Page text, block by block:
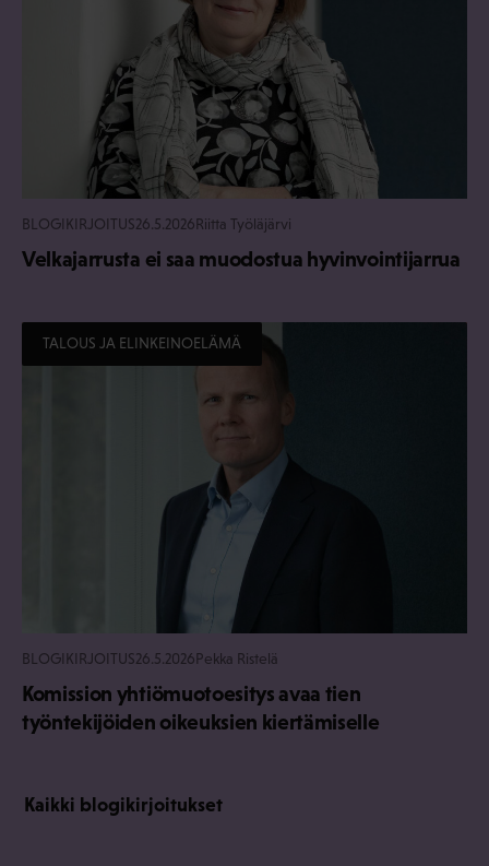
BLOGIKIRJOITUS26.5.2026Riitta Työläjärvi
Velkajarrusta ei saa muodostua hyvinvointijarrua
TALOUS JA ELINKEINOELÄMÄ
BLOGIKIRJOITUS26.5.2026Pekka Ristelä
Komission yhtiömuotoesitys avaa tien
työntekijöiden oikeuksien kiertämiselle
Kaikki blogikirjoitukset